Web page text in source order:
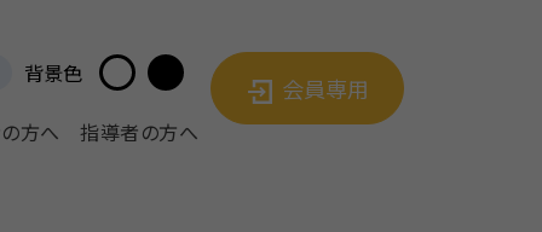
方へ 指導者の方へ
背景色
会員専用